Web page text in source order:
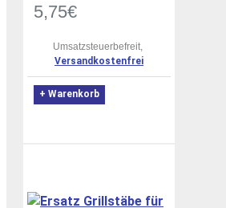
5,75€
Umsatzsteuerbefreit,
Versandkostenfrei
+ Warenkorb